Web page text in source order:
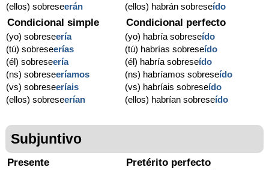
(ellos) sobreseerán
(ellos) habrán sobreseído
Condicional simple
(yo) sobreseería
(tú) sobreseerías
(él) sobreseería
(ns) sobreseeríamos
(vs) sobreseeríais
(ellos) sobreseerían
Condicional perfecto
(yo) habría sobreseído
(tú) habrías sobreseído
(él) habría sobreseído
(ns) habríamos sobreseído
(vs) habríais sobreseído
(ellos) habrían sobreseído
Subjuntivo
Presente Pretérito perfecto